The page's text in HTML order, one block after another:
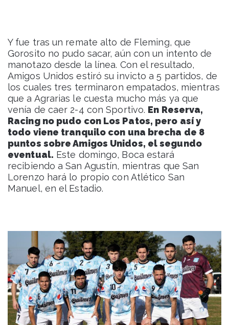
Y fue tras un remate alto de Fleming, que
Gorosito no pudo sacar, aún con un intento de
manotazo desde la línea. Con el resultado,
Amigos Unidos estiró su invicto a 5 partidos, de
los cuales tres terminaron empatados, mientras
que a Agrarias le cuesta mucho más ya que
venía de caer 2-4 con Sportivo. En Reserva,
Racing no pudo con Los Patos, pero así y
todo viene tranquilo con una brecha de 8
puntos sobre Amigos Unidos, el segundo
eventual. Este domingo, Boca estará
recibiendo a San Agustín, mientras que San
Lorenzo hará lo propio con Atlético San
Manuel, en el Estadio.